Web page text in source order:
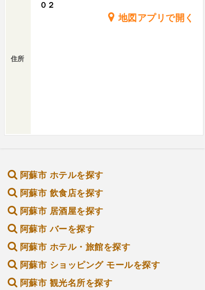
住所
０２
地図アプリで開く
阿蘇市 ホテルを探す
阿蘇市 飲食店を探す
阿蘇市 居酒屋を探す
阿蘇市 バーを探す
阿蘇市 ホテル・旅館を探す
阿蘇市 ショッピング モールを探す
阿蘇市 観光名所を探す